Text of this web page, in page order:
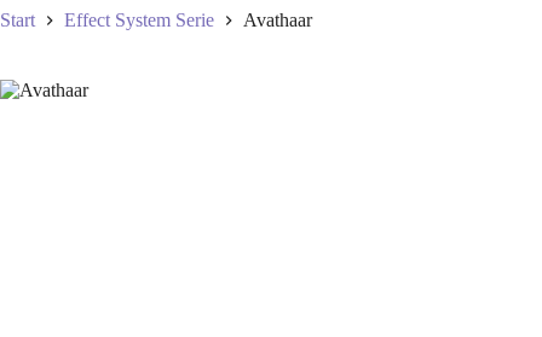
Start Effect System Serie Avathaar